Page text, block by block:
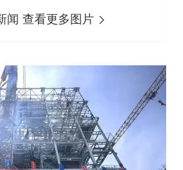
闻 查看更多图片